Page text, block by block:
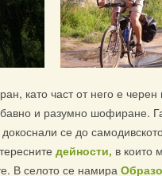
като част от него е
и разумно шофиране.
се до
дейности, в които
В селото се намира